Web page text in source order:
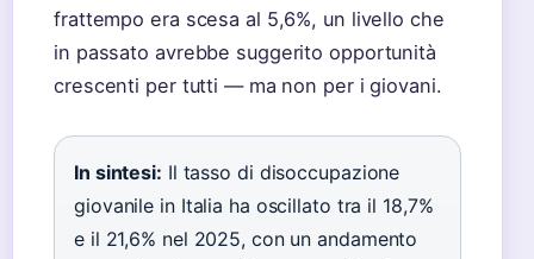
frattempo era scesa al 5,6%, un livello che
in passato avrebbe suggerito opportunità
crescenti per tutti — ma non per i giovani.
In sintesi: Il tasso di disoccupazione
giovanile in Italia ha oscillato tra il 18,7%
e il 21,6% nel 2025, con un andamento